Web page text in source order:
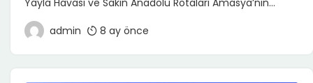
Yayla Havası ve Sakin Anadolu Rotaları Amasya’nın
doğusunda yer alan Taşova, Karadeniz ile İç Anadolu
arasında bir geçiş noktası olmasının avantajını yaşayan,
admin 8 ay önce